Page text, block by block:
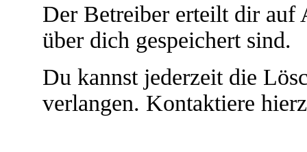
Der Betreiber erteilt dir auf
über dich gespeichert sind.
Du kannst jederzeit die
verlangen. Kontaktiere